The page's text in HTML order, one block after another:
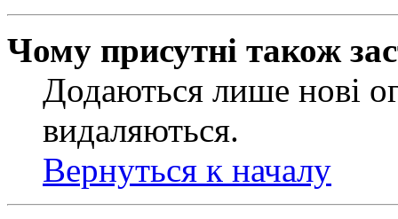
Чому присутні також
Додаються лише нові
видаляються.
Вернуться к началу